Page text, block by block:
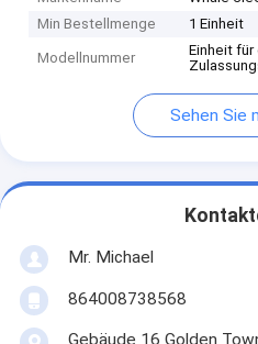
Min Bestellmenge
1 Einheit
Modellnummer
Einheit
Sehen Sie
Mr. Michael
864008738568
Gebäude 16 Golden